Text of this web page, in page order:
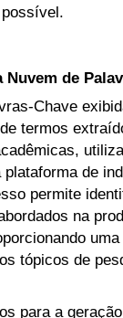
Nuvem de
Chave
termos
plataforma de
permite
na
tópicos de
para a